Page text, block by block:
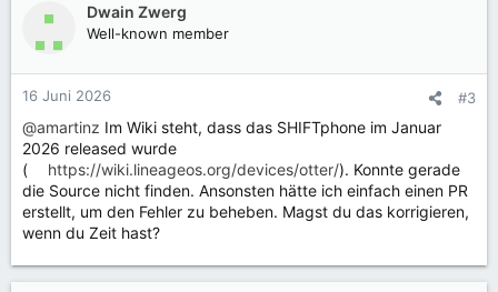
o
n
n
:
Dwain Zwerg
Well-known member
16 Juni 2026 #3
@amartinz Im Wiki steht, dass das SHIFTphone im Januar
2026 released wurde
(
https://wiki.lineageos.org/devices/otter/). Konnte gerade
die Source nicht finden. Ansonsten hätte ich einfach einen PR
erstellt, um den Fehler zu beheben. Magst du das korrigieren,
wenn du Zeit hast?